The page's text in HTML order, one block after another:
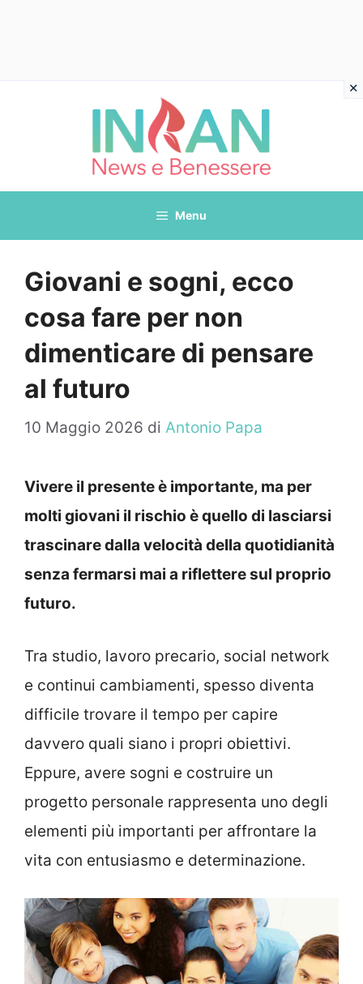
Menu
Giovani e sogni, ecco
cosa fare per non
dimenticare di pensare
al futuro
10 Maggio 2026 di Antonio Papa
Vivere il presente è importante, ma per
molti giovani il rischio è quello di lasciarsi
trascinare dalla velocità della quotidianità
senza fermarsi mai a riflettere sul proprio
futuro.
Tra studio, lavoro precario, social network
e continui cambiamenti, spesso diventa
difficile trovare il tempo per capire
davvero quali siano i propri obiettivi.
Eppure, avere sogni e costruire un
progetto personale rappresenta uno degli
elementi più importanti per affrontare la
vita con entusiasmo e determinazione.